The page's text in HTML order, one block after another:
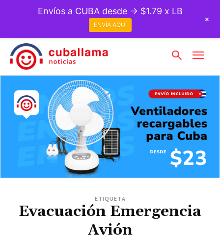
ETIQUETA
Evacuación Emergencia
Avión
Envíos a CUBA desde → $1.79 x LB
ENVÍA AQUÍ
+